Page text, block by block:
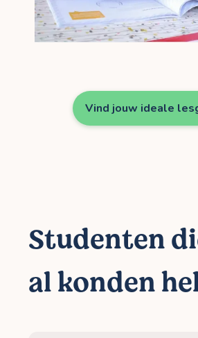
Vind jouw ideale
Studenten
al konden